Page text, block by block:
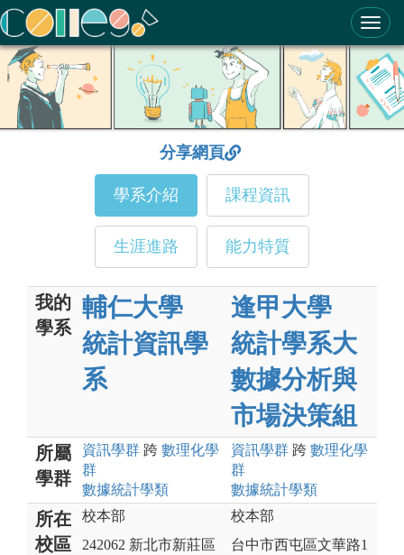
ColleGo! 大學選才與高中育才輔助系統
分享網頁
學系介紹 課程資訊
生涯進路 能力特質
我的
學系
輔仁大學
統計資訊學
系
逢甲大學
統計學系大
數據分析與
市場決策組
所屬
學群
資訊學群 跨 數理化學
群
數據統計學類
資訊學群 跨 數理化學
群
數據統計學類
所在
校區
校本部
242062 新北市新莊區
校本部
台中市西屯區文華路1